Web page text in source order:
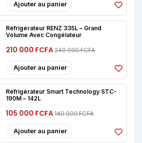
Ajouter au panier
Réfrigérateur RENZ 335L – Grand
Volume Avec Congélateur
210 000 FCFA240 000 FCFA
Ajouter au panier
Réfrigérateur Smart Technology STC-
190M – 142L
105 000 FCFA140 000 FCFA
Ajouter au panier